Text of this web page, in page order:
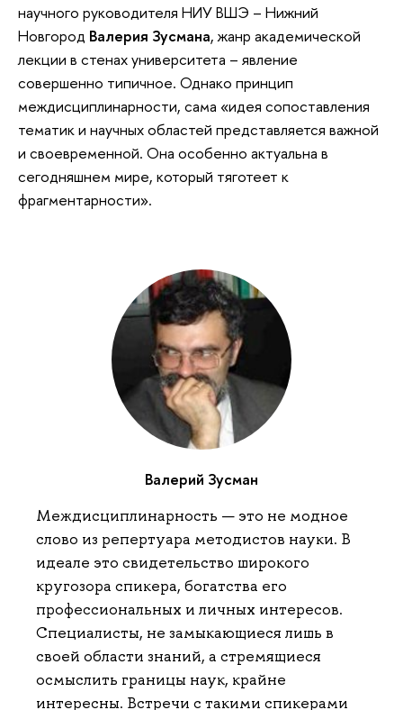
научного руководителя НИУ ВШЭ – Нижний
Новгород Валерия Зусмана, жанр академической
лекции в стенах университета – явление
совершенно типичное. Однако принцип
междисциплинарности, сама «идея сопоставления
тематик и научных областей представляется важной
и своевременной. Она особенно актуальна в
сегодняшнем мире, который тяготеет к
фрагментарности».
Валерий Зусман
Междисциплинарность — это не модное
слово из репертуара методистов науки. В
идеале это свидетельство широкого
кругозора спикера, богатства его
профессиональных и личных интересов.
Специалисты, не замыкающиеся лишь в
своей области знаний, а стремящиеся
осмыслить границы наук, крайне
интересны. Встречи с такими спикерами